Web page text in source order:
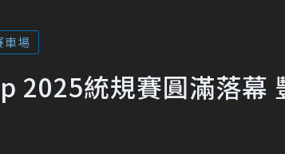
車場
2025統規賽圓滿落幕